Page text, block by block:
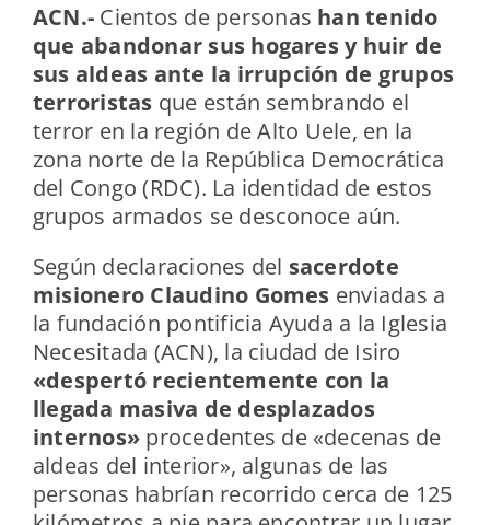
ACN.- Cientos de personas han tenido
que abandonar sus hogares y huir de
sus aldeas ante la irrupción de grupos
terroristas que están sembrando el
terror en la región de Alto Uele, en la
zona norte de la República Democrática
del Congo (RDC). La identidad de estos
grupos armados se desconoce aún.
Según declaraciones del sacerdote
misionero Claudino Gomes enviadas a
la fundación pontificia Ayuda a la Iglesia
Necesitada (ACN), la ciudad de Isiro
«despertó recientemente con la
llegada masiva de desplazados
internos» procedentes de «decenas de
aldeas del interior», algunas de las
personas habrían recorrido cerca de 125